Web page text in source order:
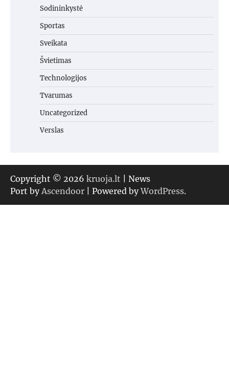
Sodininkystė
Sportas
Sveikata
Švietimas
Technologijos
Tvarumas
Uncategorized
Verslas
Copyright © 2026 kruoja.lt | News
Port byAscendoor | Powered byWordPress.